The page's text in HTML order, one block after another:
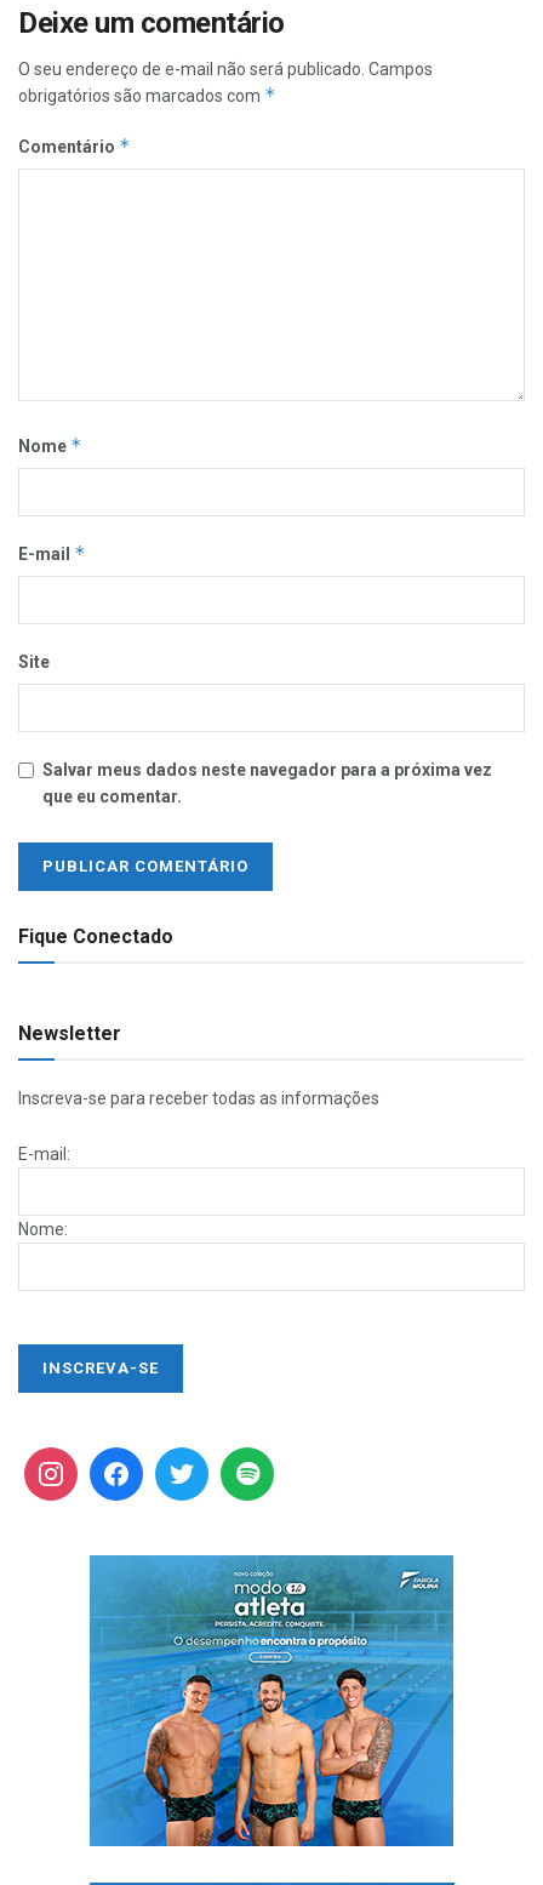
Deixe um comentário
O seu endereço de e-mail não será publicado. Campos
obrigatórios são marcados com *
Comentário *
Nome *
E-mail *
Site
Salvar meus dados neste navegador para a próxima vez
que eu comentar.
Fique Conectado
Newsletter
Inscreva-se para receber todas as informações
E-mail:
Nome: